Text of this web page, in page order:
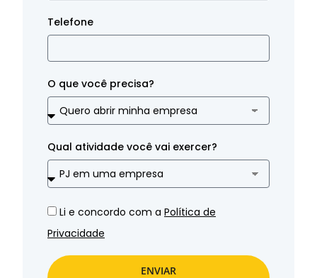
Telefone
O que você precisa?
Qual atividade você vai exercer?
Li e concordo com a Política de
Privacidade
ENVIAR